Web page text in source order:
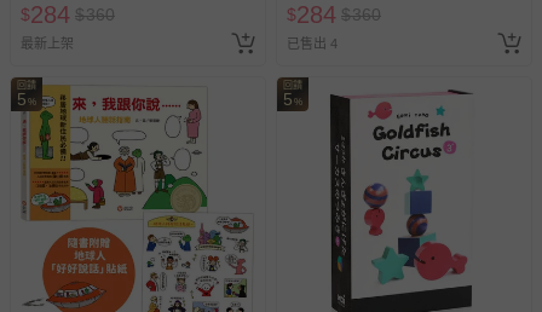
$284 $360
最新上架
$284 $360
已售出 4
回饋
5 %
回饋
5 %